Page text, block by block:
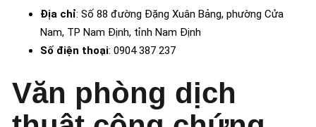
Địa chỉ: Số 88 đường Đặng Xuân Bảng, phường Cửa
Nam, TP Nam Định, tỉnh Nam Định
Số điện thoại: 0904 387 237
Văn phòng dịch